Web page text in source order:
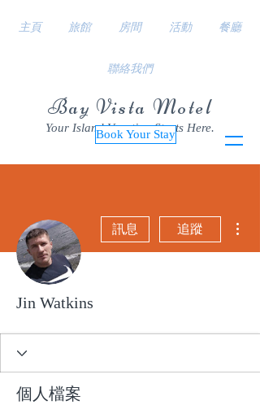
Bay Vista Motel
Your Island Vacation Starts Here.
Book Your Stay
主頁 旅館 房間 活動 餐廳
聯絡我們
訊息 追蹤
Jin Watkins
個人檔案